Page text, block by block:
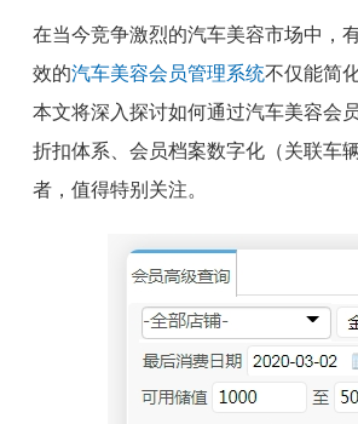
在当今竞争激烈的汽车美容市场中，
效的汽车美容会员管理系统不仅能简
本文将深入探讨如何通过汽车美容会
折扣体系、会员档案数字化（关联车
者，值得特别关注。